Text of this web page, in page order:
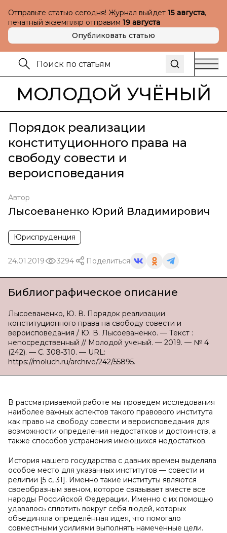
Отправьте статью сегодня! Журнал выйдет 15 августа,
печатный экземпляр отправим 19 августа
Опубликовать статью
МОЛОДОЙ УЧЁНЫЙ
Порядок реализации
конституционного права на
свободу совести и
вероисповедания
Автор
Лысоеваненко Юрий Владимирович
Юриспруденция
24.01.2019 3294 Поделиться
Библиографическое описание
Лысоеваненко, Ю. В. Порядок реализации
конституционного права на свободу совести и
вероисповедания / Ю. В. Лысоеваненко. — Текст :
непосредственный // Молодой ученый. — 2019. — № 4
(242). — С. 308-310. — URL:
https://moluch.ru/archive/242/55895.
В рассматриваемой работе мы проведем исследования
наиболее важных аспектов такого правового института
как право на свободу совести и вероисповедания для
возможности определения недостатков и достоинств, а
также способов устранения имеющихся недостатков.
История нашего государства с давних времен выделяла
особое место для указанных институтов — совести и
религии [5 c, 31]. Именно такие институты являются
своеобразным звеном, которое связывает вместе все
народы Российской Федерации. Именно с их помощью
удавалось сплотить вокруг себя людей, которых
объединяла определённая идея, что помогало
совместными усилиями выполнять намеченные цели.